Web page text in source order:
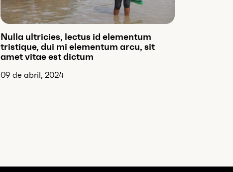
Nulla ultricies, lectus id elementum
tristique, dui mi elementum arcu, sit
amet vitae est dictum
09 de abril, 2024